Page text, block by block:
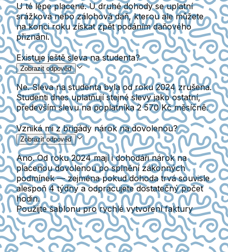
U té lépe placené. U druhé dohody se uplatní
srážková nebo zálohová daň, kterou ale můžete
na konci roku získat zpět podáním daňového
přiznání.
Existuje ještě sleva na studenta?
Zobrazit odpověď
Ne. Sleva na studenta byla od roku 2024 zrušena.
Studenti dnes uplatňují stejné slevy jako ostatní,
především slevu na poplatníka 2 570 Kč měsíčně.
Vzniká mi z brigády nárok na dovolenou?
Zobrazit odpověď
Ano. Od roku 2024 mají i dohodáři nárok na
placenou dovolenou po splnění zákonných
podmínek — zejména pokud dohoda trvá souvisle
alespoň 4 týdny a odpracujete dostatečný počet
hodin.
Použijte šablonu pro rychlé vytvoření faktury